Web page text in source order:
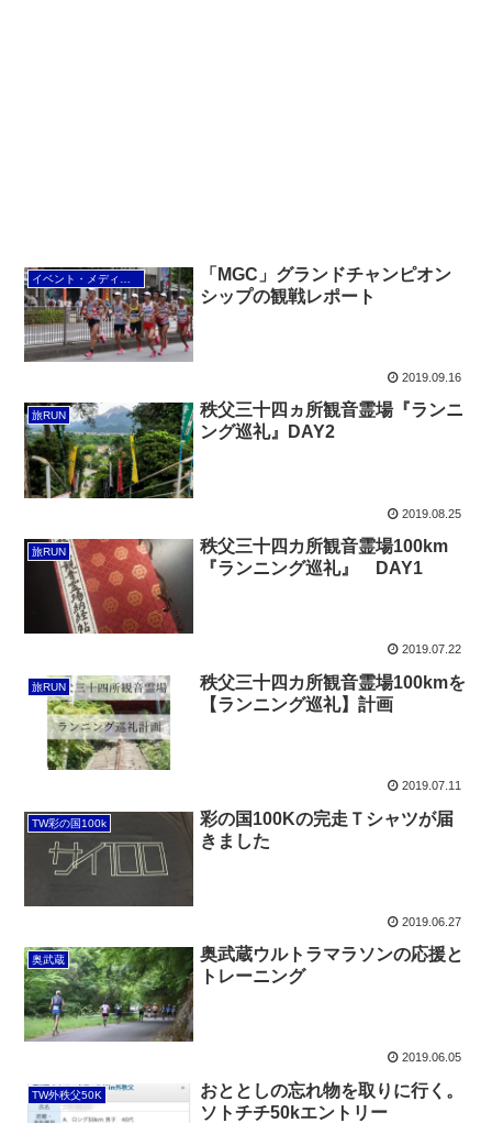
「MGC」グランドチャンピオン
シップの観戦レポート
2019.09.16
旅RUN
秩父三十四ヵ所観音霊場『ランニ
ング巡礼』DAY2
2019.08.25
旅RUN
秩父三十四カ所観音霊場100km
『ランニング巡礼』 DAY1
2019.07.22
旅RUN
秩父三十四カ所観音霊場100kmを
【ランニング巡礼】計画
2019.07.11
TW彩の国100k
彩の国100Kの完走Ｔシャツが届
きました
2019.06.27
奥武蔵
奥武蔵ウルトラマラソンの応援と
トレーニング
2019.06.05
TW外秩父50K
おととしの忘れ物を取りに行く。
ソトチチ50kエントリー